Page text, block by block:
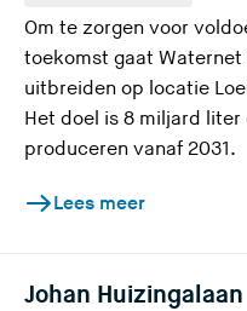
Om te zorgen voor
toekomst gaat
uitbreiden op locatie
Het doel is 8 miljard
produceren vanaf 2031.
Lees meer
Johan Huizingalaan